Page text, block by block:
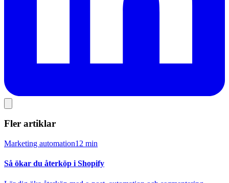
Fler artiklar
Marketing automation12 min
Så ökar du återköp i Shopify